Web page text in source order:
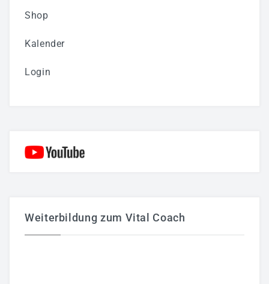
Shop
Kalender
Login
Weiterbildung zum Vital Coach